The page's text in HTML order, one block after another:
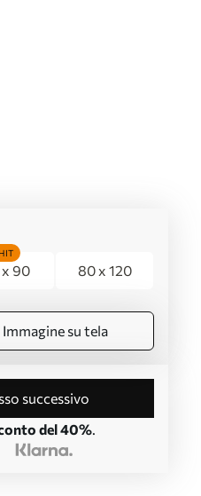
90
HIT
80 x 120
Immagine su tela
successivo
del 40%.